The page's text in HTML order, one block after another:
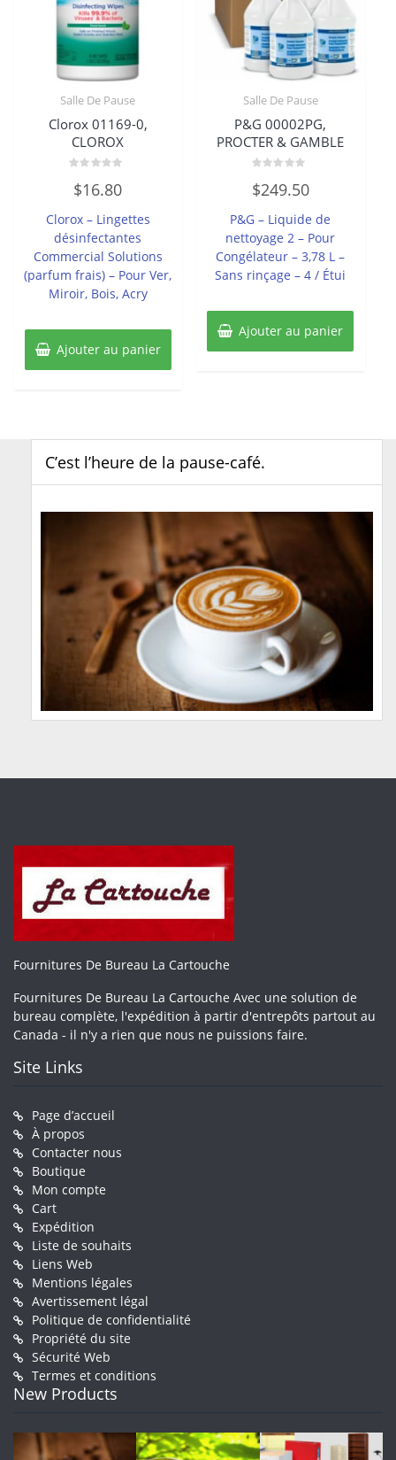
Salle De Pause
Clorox 01169-0,
CLOROX
0
sur
$16.80
Clorox – Lingettes
désinfectantes
Commercial Solutions
(parfum frais) – Pour Ver,
Miroir, Bois, Acry
Ajouter au panier
Salle De Pause
P&G 00002PG,
PROCTER & GAMBLE
0
sur
$249.50
P&G – Liquide de
nettoyage 2 – Pour
Congélateur – 3,78 L –
Sans rinçage – 4 / Étui
Ajouter au panier
C’est l’heure de la pause-café.
Fournitures De Bureau La Cartouche
Fournitures De Bureau La Cartouche Avec une solution de
bureau complète, l'expédition à partir d'entrepôts partout au
Canada - il n'y a rien que nous ne puissions faire.
Site Links
Page d’accueil
À propos
Contacter nous
Boutique
Mon compte
Cart
Expédition
Liste de souhaits
Liens Web
Mentions légales
Avertissement légal
Politique de confidentialité
Propriété du site
Sécurité Web
Termes et conditions
New Products